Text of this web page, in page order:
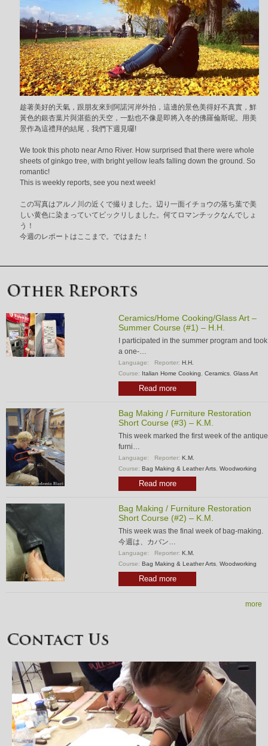
趁著美好的天氣，跟朋友來到阿諾河岸外拍，這邊的景色美得好不真實，鮮
黃色的銀杏葉片與湛藍的天空，一點也不像是即將入冬的佛羅倫斯呢。用美
景作為這禮拜的結尾，我們下週見囉!
We took this photo near Arno River. How surprised that there were whole
sheets of ginkgo tree, with bright yellow leafs falling down the ground. So
romantic!
This is weekly reports, see you next week!
この写真はアルノ川の近くで撮りました。辺り一面イチョウの落ち葉で美
しい黄色に染まっていてビックリしました。何てロマンチックなんでしょ
う！
今週のレポートはここまで。ではまた！
Ceramics/Home Cooking/Glass Art –
Summer Course (#1) – H.H.
I participated in the summer program and took
a one-…
Language: Reporter: H.H.
Course: Italian Home Cooking Ceramics Glass Art
Read more
Bag Making / Furniture Restoration
Short Course (#3) – K.M.
This week marked the first week of the antique
furni…
Language: Reporter: K.M.
Course: Bag Making & Leather Arts Woodworking
Read more
Bag Making / Furniture Restoration
Short Course (#2) – K.M.
This week was the final week of bag-making.
今週は、カバン…
Language: Reporter: K.M.
Course: Bag Making & Leather Arts Woodworking
Read more
more